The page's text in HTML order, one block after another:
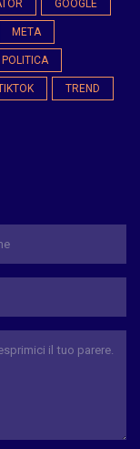
GOOGLE
META
POLITICA
TREND